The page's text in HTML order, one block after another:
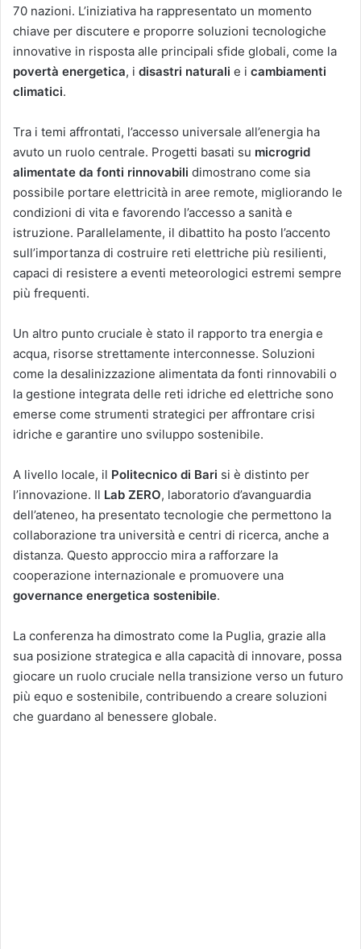
70 nazioni. L’iniziativa ha rappresentato un momento
chiave per discutere e proporre soluzioni tecnologiche
innovative in risposta alle principali sfide globali, come la
povertà energetica, i disastri naturali e i cambiamenti
climatici.
Tra i temi affrontati, l’accesso universale all’energia ha
avuto un ruolo centrale. Progetti basati su microgrid
alimentate da fonti rinnovabili dimostrano come sia
possibile portare elettricità in aree remote, migliorando le
condizioni di vita e favorendo l’accesso a sanità e
istruzione. Parallelamente, il dibattito ha posto l’accento
sull’importanza di costruire reti elettriche più resilienti,
capaci di resistere a eventi meteorologici estremi sempre
più frequenti.
Un altro punto cruciale è stato il rapporto tra energia e
acqua, risorse strettamente interconnesse. Soluzioni
come la desalinizzazione alimentata da fonti rinnovabili o
la gestione integrata delle reti idriche ed elettriche sono
emerse come strumenti strategici per affrontare crisi
idriche e garantire uno sviluppo sostenibile.
A livello locale, il Politecnico di Bari si è distinto per
l’innovazione. Il Lab ZERO, laboratorio d’avanguardia
dell’ateneo, ha presentato tecnologie che permettono la
collaborazione tra università e centri di ricerca, anche a
distanza. Questo approccio mira a rafforzare la
cooperazione internazionale e promuovere una
governance energetica sostenibile.
La conferenza ha dimostrato come la Puglia, grazie alla
sua posizione strategica e alla capacità di innovare, possa
giocare un ruolo cruciale nella transizione verso un futuro
più equo e sostenibile, contribuendo a creare soluzioni
che guardano al benessere globale.